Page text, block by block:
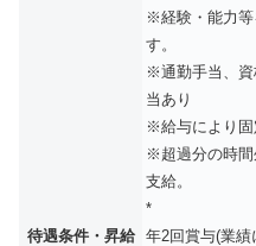
待遇条件・昇給
※経験・能力等
す。
※通勤手当、資
当あり
※給与により固
※超過分の時間
支給。
*
年2回賞与(業